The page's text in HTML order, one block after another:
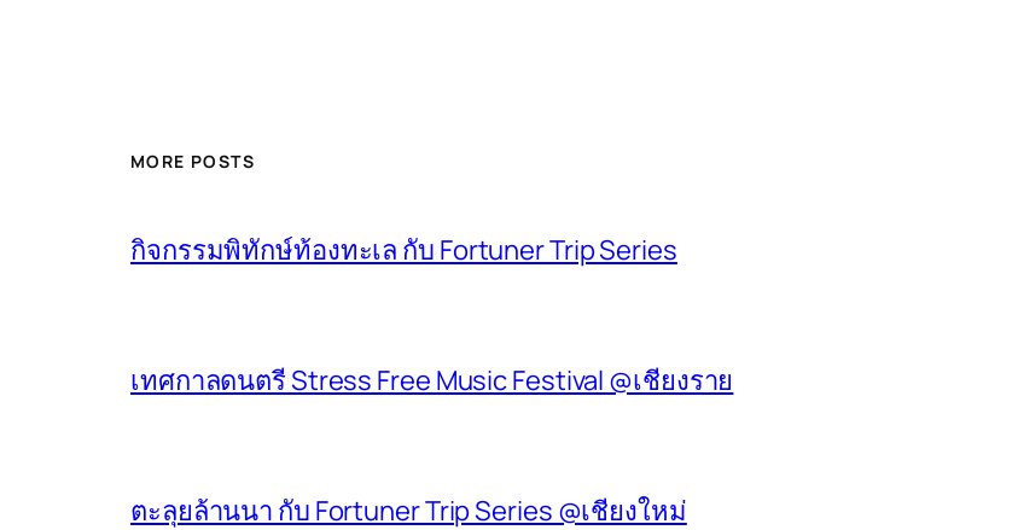
MORE POSTS
กิจกรรมพิทักษ์ท้องทะเล กับ Fortuner Trip Series
เทศกาลดนตรี Stress Free Music Festival @เชียงราย
ตะลุยล้านนา กับ Fortuner Trip Series @เชียงใหม่